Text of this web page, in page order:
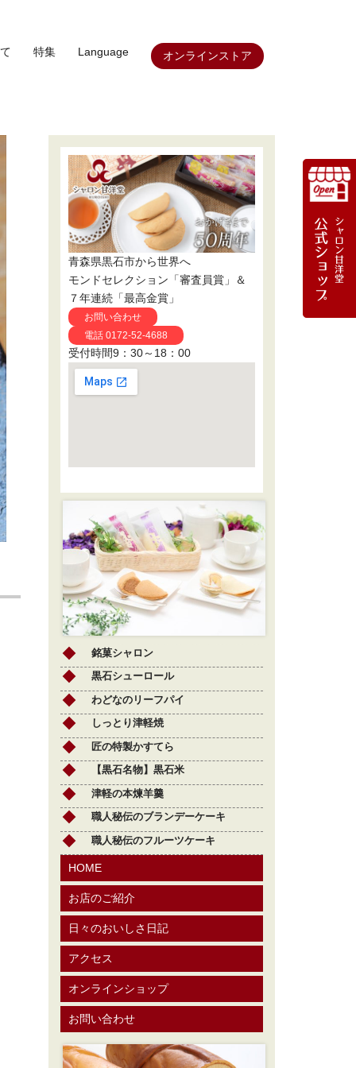
特集 Language オンラインストア
青森県黒石市から世界へ
モンドセレクション「審査員賞」＆
７年連続「最高金賞」
お問い合わせ
電話 0172-52-4688
受付時間9：30～18：00
銘菓シャロン
黒石シューロール
わどなのリーフパイ
しっとり津軽焼
匠の特製かすてら
【黒石名物】黒石米
津軽の本煉羊羹
職人秘伝のブランデーケーキ
職人秘伝のフルーツケーキ
HOME
お店のご紹介
日々のおいしさ日記
アクセス
オンラインショップ
お問い合わせ